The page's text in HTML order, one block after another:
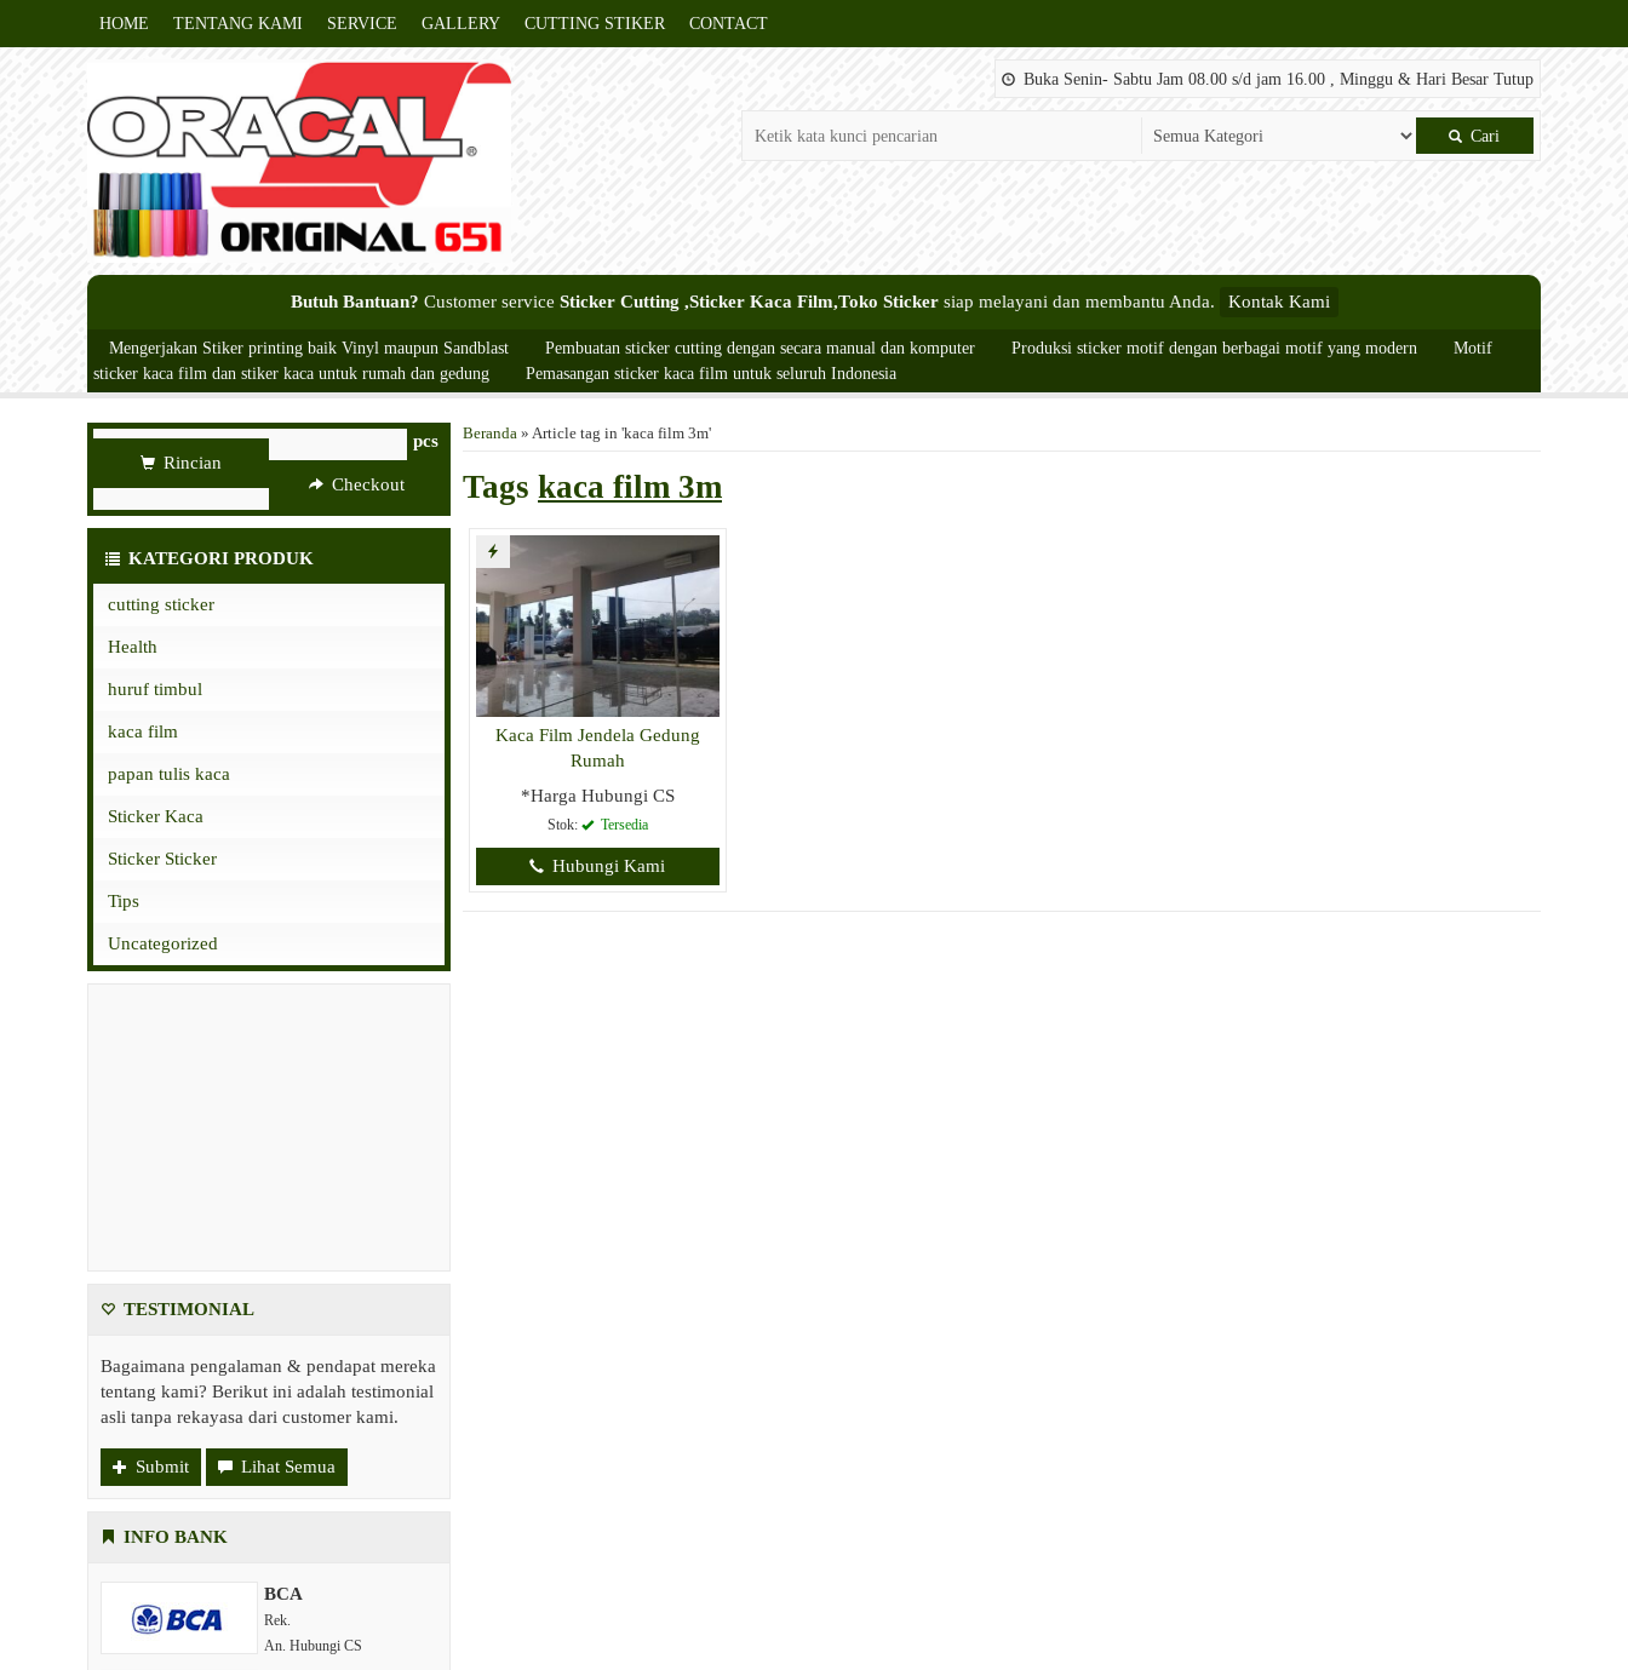
HOME TENTANG KAMI SERVICE GALLERY CUTTING STIKER CONTACT
Buka Senin- Sabtu Jam 08.00 s/d jam 16.00 , Minggu & Hari Besar Tutup
Cari
Butuh Bantuan? Customer service Sticker Cutting ,Sticker Kaca Film,Toko Stickersiap melayani dan membantu Anda. Kontak Kami
Mengerjakan Stiker printing baik Vinyl maupun Sandblast Pembuatan sticker cutting dengan secara manual dan komputer Produksi sticker motif dengan berbagai motif yang modern
Motif
sticker kaca film dan stiker kaca untuk rumah dan gedung
Pemasangan sticker kaca film untuk seluruh Indonesia
Beranda » Article tag in 'kaca film 3m'
Tags kaca film 3m
Kaca Film Jendela Gedung
Rumah
*Harga Hubungi CS
Stok: Tersedia
Hubungi Kami
pcs
Rincian
Checkout
KATEGORI PRODUK
cutting sticker
Health
huruf timbul
kaca film
papan tulis kaca
Sticker Kaca
Sticker Sticker
Tips
Uncategorized
TESTIMONIAL
Bagaimana pengalaman & pendapat mereka
tentang kami? Berikut ini adalah testimonial
asli tanpa rekayasa dari customer kami.
Submit Lihat Semua
INFO BANK
BCA
Rek.
An. Hubungi CS